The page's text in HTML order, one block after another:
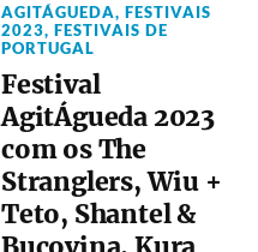
AGITÁGUEDA,FESTIVAIS
2023,FESTIVAIS DE
PORTUGAL
Festival
AgitÁgueda 2023
com os The
Stranglers, Wiu +
Teto, Shantel &